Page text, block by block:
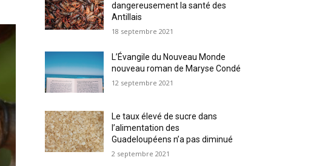
dangereusement la santé des
Antillais
18 septembre 2021
L’Évangile du Nouveau Monde
nouveau roman de Maryse Condé
12 septembre 2021
Le taux élevé de sucre dans
l’alimentation des
Guadeloupéens n’a pas diminué
2 septembre 2021